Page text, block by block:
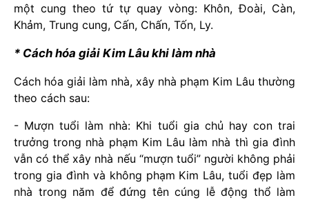
một cung theo tứ tự quay vòng: Khôn, Đoài, Càn,
Khảm, Trung cung, Cấn, Chấn, Tốn, Ly.
* Cách hóa giải Kim Lâu khi làm nhà
Cách hóa giải làm nhà, xây nhà phạm Kim Lâu thường
theo cách sau:
- Mượn tuổi làm nhà: Khi tuổi gia chủ hay con trai
trưởng trong nhà phạm Kim Lâu làm nhà thì gia đình
vẫn có thể xây nhà nếu “mượn tuổi” người không phải
trong gia đình và không phạm Kim Lâu, tuổi đẹp làm
nhà trong năm để đứng tên cúng lễ động thổ làm